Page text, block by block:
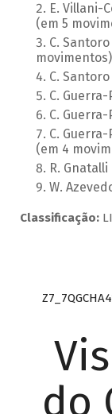
E. Villani-
(em 5
C.
movimentos)
C.
C.
C.
C.
(em 4
R.
W.
Classificação:
do